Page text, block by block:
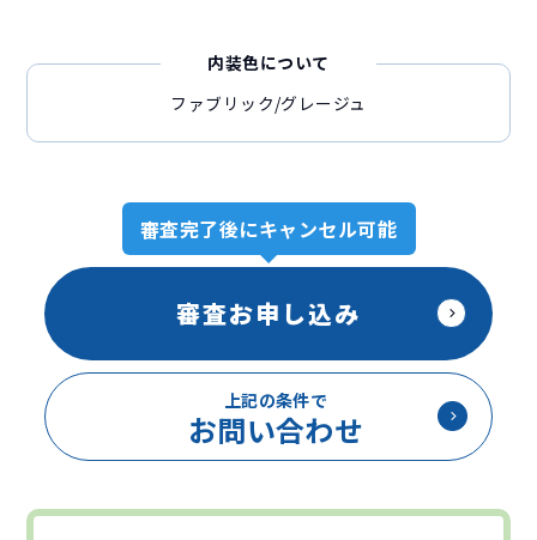
内装色について
ファブリック/グレージュ
審査完了後にキャンセル可能
審査お申し込み
上記の条件で
お問い合わせ